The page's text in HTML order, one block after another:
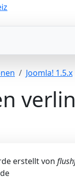
Joomla! 1.5.x
erstellt von